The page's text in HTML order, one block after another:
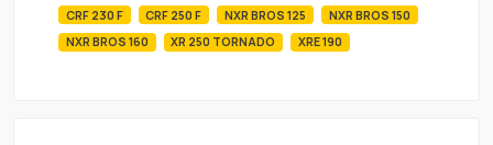
CRF 230 F CRF 250 F NXR BROS 125
NXR BROS 150
NXR BROS 160
XR 250 TORNADO XRE 190